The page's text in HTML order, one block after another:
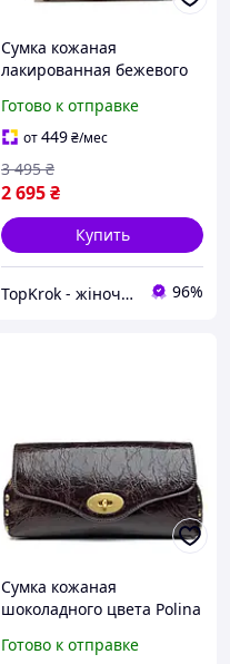
Сумка кожаная
лакированная бежевого
Готово к отправке
от449₴/мес
2 695₴
3 495 ₴
Купить
TopKrok - жіноче та чоловіче взуття, жіночі сумки та верхній одяг 96%
Сумка кожаная
шоколадного цвета Polina
Готово к отправке